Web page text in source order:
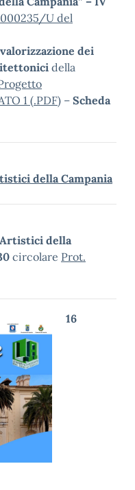
U del
valorizzazione dei
della
1 (.PDF) – Scheda
della Campania
Artistici della
circolare Prot.
16